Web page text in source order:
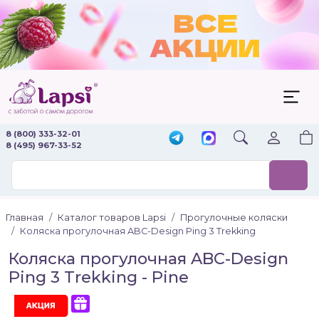
8 (800) 333-32-01
8 (495) 967-33-52
Главная Каталог товаров Lapsi
Прогулочные коляски
Коляска прогулочная ABC-Design Ping 3 Trekking
Коляска прогулочная ABC-Design
Ping 3 Trekking - Pine